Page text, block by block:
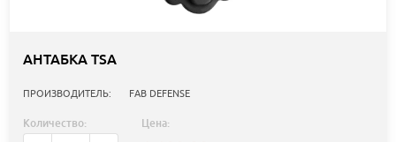
АНТАБКА TSA
ПРОИЗВОДИТЕЛЬ: FAB DEFENSE
Количество: Цена: